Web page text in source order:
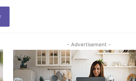
- Advertisement -